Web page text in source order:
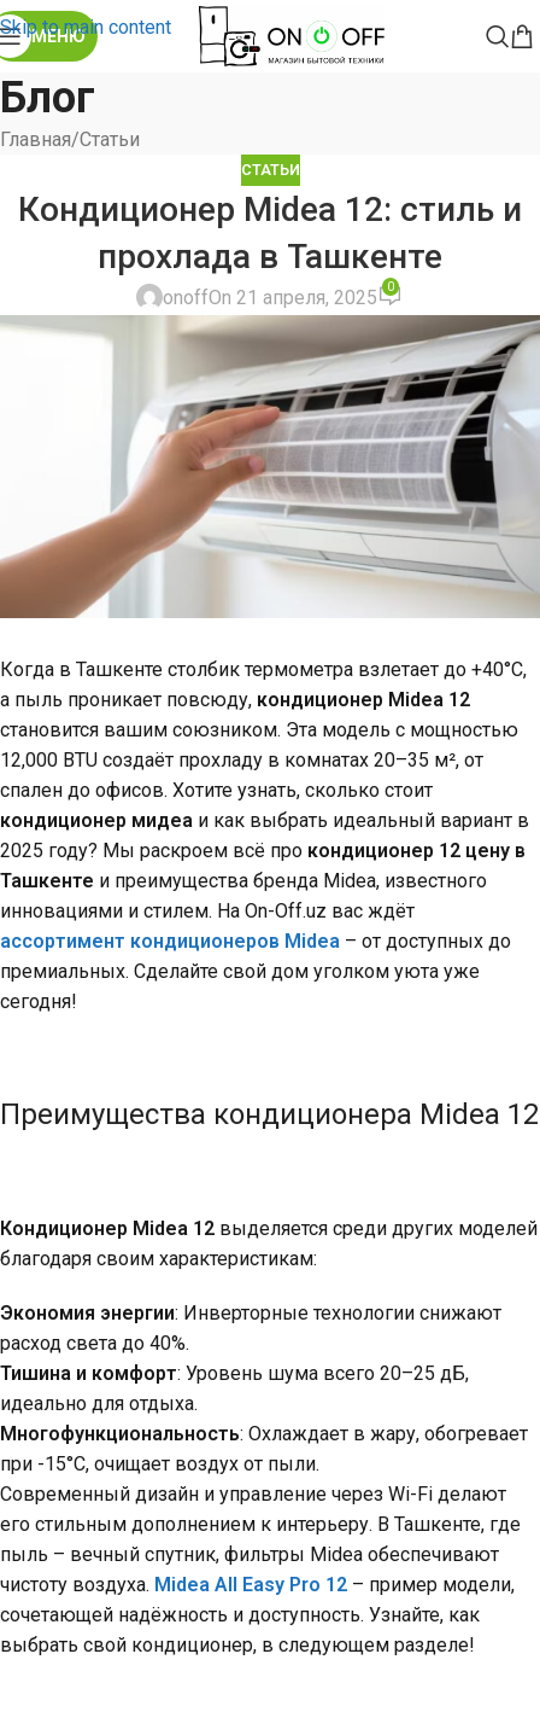
Skip to main content
МЕНЮ
Блог
Главная Статьи
СТАТЬИ
Кондиционер Midea 12: стиль и
прохлада в Ташкенте
onoffOn 21 апреля, 2025 0
Когда в Ташкенте столбик термометра взлетает до +40°C,
а пыль проникает повсюду, кондиционер Midea 12
становится вашим союзником. Эта модель с мощностью
12,000 BTU создаёт прохладу в комнатах 20–35 м², от
спален до офисов. Хотите узнать, сколько стоит
кондиционер мидеа и как выбрать идеальный вариант в
2025 году? Мы раскроем всё про кондиционер 12 цену в
Ташкенте и преимущества бренда Midea, известного
инновациями и стилем. На On-Off.uz вас ждёт
ассортимент кондиционеров Midea – от доступных до
премиальных. Сделайте свой дом уголком уюта уже
сегодня!
Преимущества кондиционера Midea 12
Кондиционер Midea 12 выделяется среди других моделей
благодаря своим характеристикам:
Экономия энергии: Инверторные технологии снижают
расход света до 40%.
Тишина и комфорт: Уровень шума всего 20–25 дБ,
идеально для отдыха.
Многофункциональность: Охлаждает в жару, обогревает
при -15°C, очищает воздух от пыли.
Современный дизайн и управление через Wi-Fi делают
его стильным дополнением к интерьеру. В Ташкенте, где
пыль – вечный спутник, фильтры Midea обеспечивают
чистоту воздуха. Midea All Easy Pro 12 – пример модели,
сочетающей надёжность и доступность. Узнайте, как
выбрать свой кондиционер, в следующем разделе!